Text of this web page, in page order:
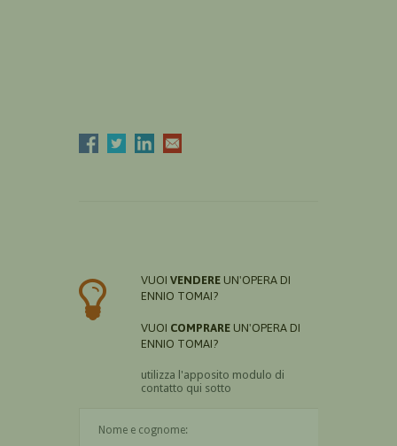
VUOI VENDERE UN'OPERA DI
ENNIO TOMAI?
VUOI COMPRARE UN'OPERA DI
ENNIO TOMAI?
utilizza l'apposito modulo di
contatto qui sotto